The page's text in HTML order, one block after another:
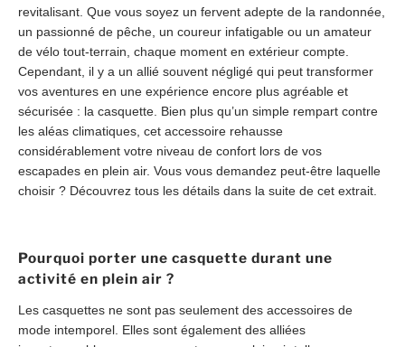
revitalisant. Que vous soyez un fervent adepte de la randonnée,
un passionné de pêche, un coureur infatigable ou un amateur
de vélo tout-terrain, chaque moment en extérieur compte.
Cependant, il y a un allié souvent négligé qui peut transformer
vos aventures en une expérience encore plus agréable et
sécurisée : la casquette. Bien plus qu’un simple rempart contre
les aléas climatiques, cet accessoire rehausse
considérablement votre niveau de confort lors de vos
escapades en plein air. Vous vous demandez peut-être laquelle
choisir ? Découvrez tous les détails dans la suite de cet extrait.
Pourquoi porter une casquette durant une
activité en plein air ?
Les casquettes ne sont pas seulement des accessoires de
mode intemporel. Elles sont également des alliées